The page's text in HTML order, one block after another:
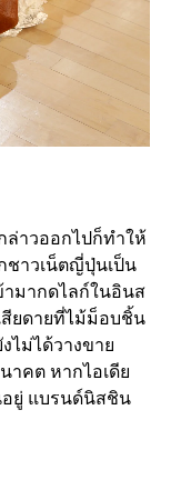
าวออกไปก็ทำให้
ชาวเน็ตญี่ปุ่นเป็น
ามากดไลก์ในอินส
สียดายที่ไม้ม็อบชิ้น
ไม่ได้วางขาย
าคต หากไอเดีย
ยู่ แบรนด์นิสชิน